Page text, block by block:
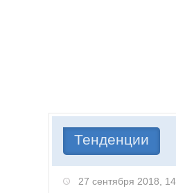
Поиск
НОВОСТИ
Тенденции
27 сентября 2018,